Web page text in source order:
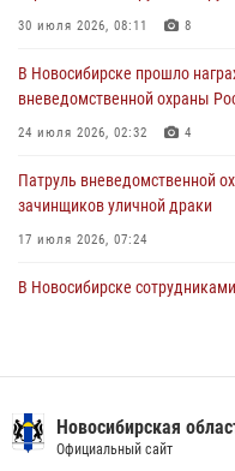
Росгвардии провели занятия
В Новосибирске
– жертв войны в Донбассе
30 июля 2026, 08:11 8
В Новосибирске прошло
вневедомственной охраны
24 июля 2026, 02:32 4
Патруль вневедомственной
зачинщиков уличной драки
17 июля 2026, 07:24
В Новосибирске
гражданина, который
«закладку»
Новосибирская
Официальный сайт